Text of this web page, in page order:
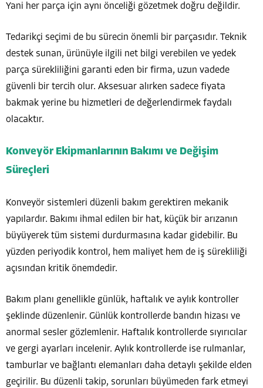
Yani her parça için aynı önceliği gözetmek doğru değildir.
Tedarikçi seçimi de bu sürecin önemli bir parçasıdır. Teknik
destek sunan, ürünüyle ilgili net bilgi verebilen ve yedek
parça sürekliliğini garanti eden bir firma, uzun vadede
güvenli bir tercih olur. Aksesuar alırken sadece fiyata
bakmak yerine bu hizmetleri de değerlendirmek faydalı
olacaktır.
Konveyör Ekipmanlarının Bakımı ve Değişim
Süreçleri
Konveyör sistemleri düzenli bakım gerektiren mekanik
yapılardır. Bakımı ihmal edilen bir hat, küçük bir arızanın
büyüyerek tüm sistemi durdurmasına kadar gidebilir. Bu
yüzden periyodik kontrol, hem maliyet hem de iş sürekliliği
açısından kritik önemdedir.
Bakım planı genellikle günlük, haftalık ve aylık kontroller
şeklinde düzenlenir. Günlük kontrollerde bandın hizası ve
anormal sesler gözlemlenir. Haftalık kontrollerde sıyırıcılar
ve gergi ayarları incelenir. Aylık kontrollerde ise rulmanlar,
tamburlar ve bağlantı elemanları daha detaylı şekilde elden
geçirilir. Bu düzenli takip, sorunları büyümeden fark etmeyi